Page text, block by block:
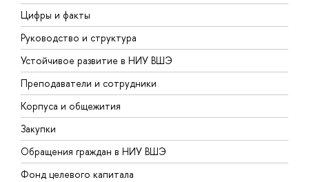
Цифры и факты
Руководство и структура
Устойчивое развитие в НИУ ВШЭ
Преподаватели и сотрудники
Корпуса и общежития
Закупки
Обращения граждан в НИУ ВШЭ
Фонд целевого капитала